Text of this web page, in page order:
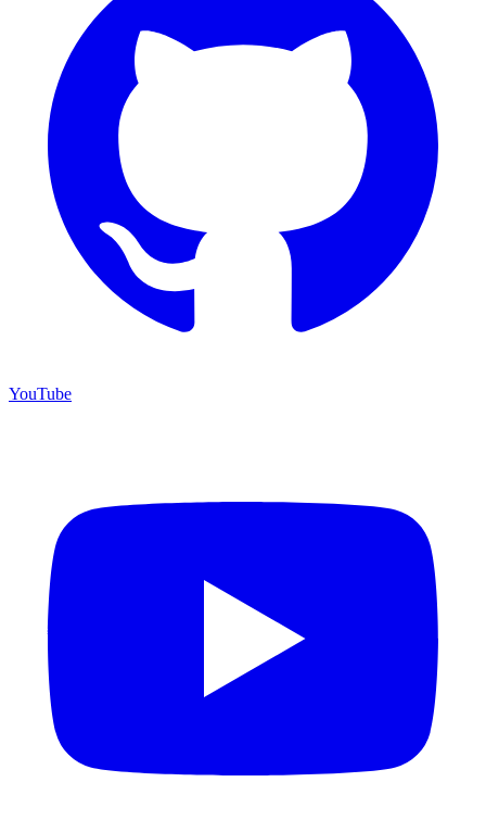
YouTube